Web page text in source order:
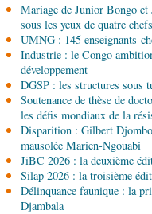
SociétéUMNG :
promus aux
06-08-2026 15:00
SociétéProjet
apprentissage
06-08-2026 15:00
Art-Culture-Média
Kinshasa : le
Mariage de Junior Bongo
sous les yeux de quatre
UMNG : 145 enseignants-
Industrie : le Congo
développement
DGSP : les structures sous
Soutenance de thèse de
les défis mondiaux de la
Disparition : Gilbert
mausolée Marien-Ngouabi
JiBC 2026 : la deuxième
Silap 2026 : la troisième
Délinquance faunique : la
Djambala